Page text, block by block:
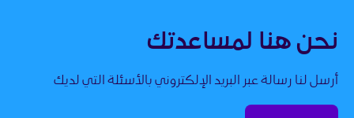
نحن هنا لمساعدتك
أرسل لنا رسالة عبر البريد الإلكتروني بالأسئلة التي لديك